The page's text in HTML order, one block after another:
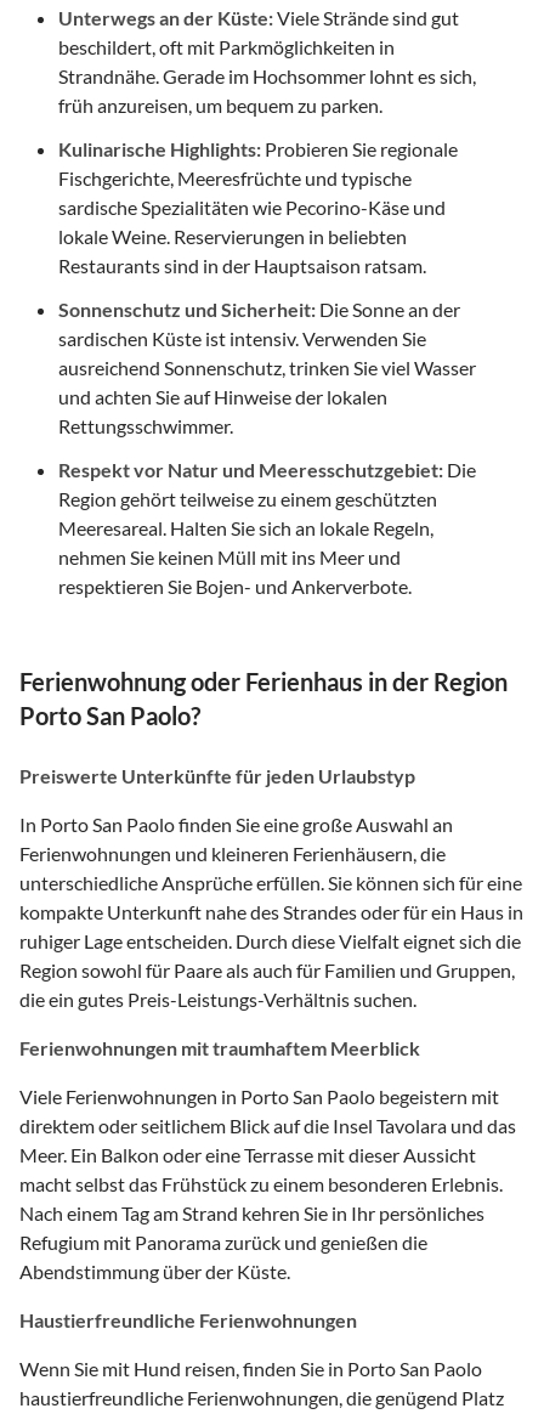
Unterwegs an der Küste:Viele Strände sind gut
beschildert, oft mit Parkmöglichkeiten in
Strandnähe. Gerade im Hochsommer lohnt es sich,
früh anzureisen, um bequem zu parken.
Kulinarische Highlights: Probieren Sie regionale
Fischgerichte, Meeresfrüchte und typische
sardische Spezialitäten wie Pecorino-Käse und
lokale Weine. Reservierungen in beliebten
Restaurants sind in der Hauptsaison ratsam.
Sonnenschutz und Sicherheit: Die Sonne an der
sardischen Küste ist intensiv. Verwenden Sie
ausreichend Sonnenschutz, trinken Sie viel Wasser
und achten Sie auf Hinweise der lokalen
Rettungsschwimmer.
Respekt vor Natur und Meeresschutzgebiet: Die
Region gehört teilweise zu einem geschützten
Meeresareal. Halten Sie sich an lokale Regeln,
nehmen Sie keinen Müll mit ins Meer und
respektieren Sie Bojen- und Ankerverbote.
Ferienwohnung oder Ferienhaus in der Region
Porto San Paolo?
Preiswerte Unterkünfte für jeden Urlaubstyp
In Porto San Paolo finden Sie eine große Auswahl an
Ferienwohnungen und kleineren Ferienhäusern, die
unterschiedliche Ansprüche erfüllen. Sie können sich für eine
kompakte Unterkunft nahe des Strandes oder für ein Haus in
ruhiger Lage entscheiden. Durch diese Vielfalt eignet sich die
Region sowohl für Paare als auch für Familien und Gruppen,
die ein gutes Preis-Leistungs-Verhältnis suchen.
Ferienwohnungen mit traumhaftem Meerblick
Viele Ferienwohnungen in Porto San Paolo begeistern mit
direktem oder seitlichem Blick auf die Insel Tavolara und das
Meer. Ein Balkon oder eine Terrasse mit dieser Aussicht
macht selbst das Frühstück zu einem besonderen Erlebnis.
Nach einem Tag am Strand kehren Sie in Ihr persönliches
Refugium mit Panorama zurück und genießen die
Abendstimmung über der Küste.
Haustierfreundliche Ferienwohnungen
Wenn Sie mit Hund reisen, finden Sie in Porto San Paolo
haustierfreundliche Ferienwohnungen, die genügend Platz